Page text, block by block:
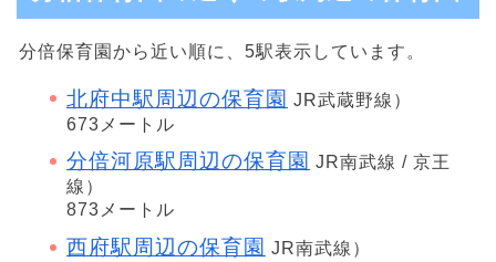
分倍保育園から近い順に、5駅表示しています。
北府中駅周辺の保育園 JR武蔵野線）
673メートル
分倍河原駅周辺の保育園 JR南武線 / 京王
線）
873メートル
西府駅周辺の保育園 JR南武線）